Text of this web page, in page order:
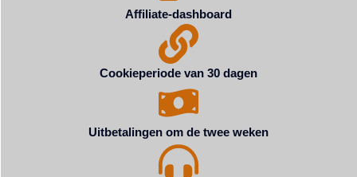
Affiliate-dashboard
Cookieperiode van 30 dagen
Uitbetalingen om de twee weken